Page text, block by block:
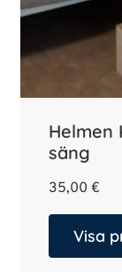
säng
35,00 €
Visa